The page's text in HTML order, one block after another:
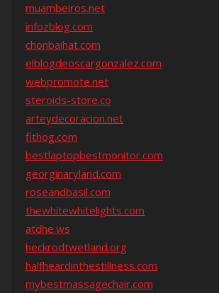
muambeiros.net
infozblog.com
chonbaihat.com
elblogdeoscargonzalez.com
webpromote.net
steroids-store.co
arteydecoracion.net
fithog.com
bestlaptopbestmonitor.com
georginaryland.com
roseandbasil.com
thewhitewhitelights.com
atdhe.ws
heckrodtwetland.org
halfheardinthestillness.com
mybestmassagechair.com